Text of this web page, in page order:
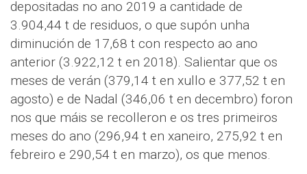
depositadas no ano 2019 a cantidade de
3.904,44 t de residuos, o que supón unha
diminución de 17,68 t con respecto ao ano
anterior (3.922,12 t en 2018). Salientar que os
meses de verán (379,14 t en xullo e 377,52 t en
agosto) e de Nadal (346,06 t en decembro) foron
nos que máis se recolleron e os tres primeiros
meses do ano (296,94 t en xaneiro, 275,92 t en
febreiro e 290,54 t en marzo), os que menos.